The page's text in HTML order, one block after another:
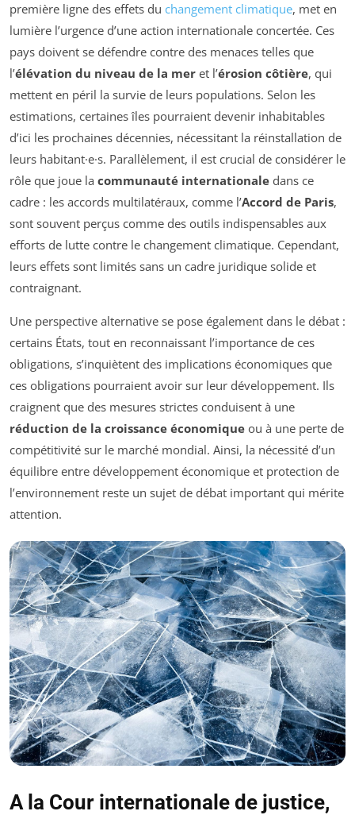
première ligne des effets du changement climatique, met en
lumière l’urgence d’une action internationale concertée. Ces
pays doivent se défendre contre des menaces telles que
l’élévation du niveau de la mer et l’érosion côtière, qui
mettent en péril la survie de leurs populations. Selon les
estimations, certaines îles pourraient devenir inhabitables
d’ici les prochaines décennies, nécessitant la réinstallation de
leurs habitant·e·s. Parallèlement, il est crucial de considérer le
rôle que joue la communauté internationale dans ce
cadre : les accords multilatéraux, comme l’Accord de Paris,
sont souvent perçus comme des outils indispensables aux
efforts de lutte contre le changement climatique. Cependant,
leurs effets sont limités sans un cadre juridique solide et
contraignant.
Une perspective alternative se pose également dans le débat :
certains États, tout en reconnaissant l’importance de ces
obligations, s’inquiètent des implications économiques que
ces obligations pourraient avoir sur leur développement. Ils
craignent que des mesures strictes conduisent à une
réduction de la croissance économique ou à une perte de
compétitivité sur le marché mondial. Ainsi, la nécessité d’un
équilibre entre développement économique et protection de
l’environnement reste un sujet de débat important qui mérite
attention.
A la Cour internationale de justice,